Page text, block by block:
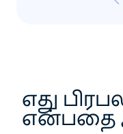
எது
என்பதை